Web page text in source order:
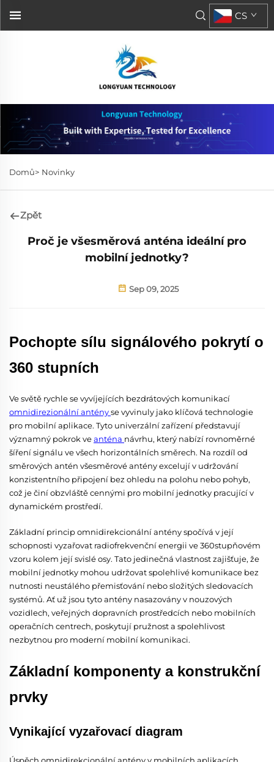
CS
Domů> Novinky
Zpět
Proč je všesměrová anténa ideální pro
mobilní jednotky?
Sep 09, 2025
Pochopte sílu signálového pokrytí o
360 stupních
Ve světě rychle se vyvíjejících bezdrátových komunikací
omnidirezionální antényse vyvinuly jako klíčová technologie
pro mobilní aplikace. Tyto univerzální zařízení představují
významný pokrok veanténa návrhu, který nabízí rovnoměrné
šíření signálu ve všech horizontálních směrech. Na rozdíl od
směrových antén všesměrové antény excelují v udržování
konzistentního připojení bez ohledu na polohu nebo pohyb,
což je činí obzvláště cennými pro mobilní jednotky pracující v
dynamickém prostředí.
Základní princip omnidirekcionální antény spočívá v její
schopnosti vyzařovat radiofrekvenční energii ve 360stupňovém
vzoru kolem její svislé osy. Tato jedinečná vlastnost zajišťuje, že
mobilní jednotky mohou udržovat spolehlivé komunikace bez
nutnosti neustálého přemisťování nebo složitých sledovacích
systémů. Ať už jsou tyto antény nasazovány v nouzových
vozidlech, veřejných dopravních prostředcích nebo mobilních
operačních centrech, poskytují pružnost a spolehlivost
nezbytnou pro moderní mobilní komunikaci.
Základní komponenty a konstrukční
prvky
Vynikající vyzařovací diagram
Úspěch omnidirekcionální antény v mobilních aplikacích